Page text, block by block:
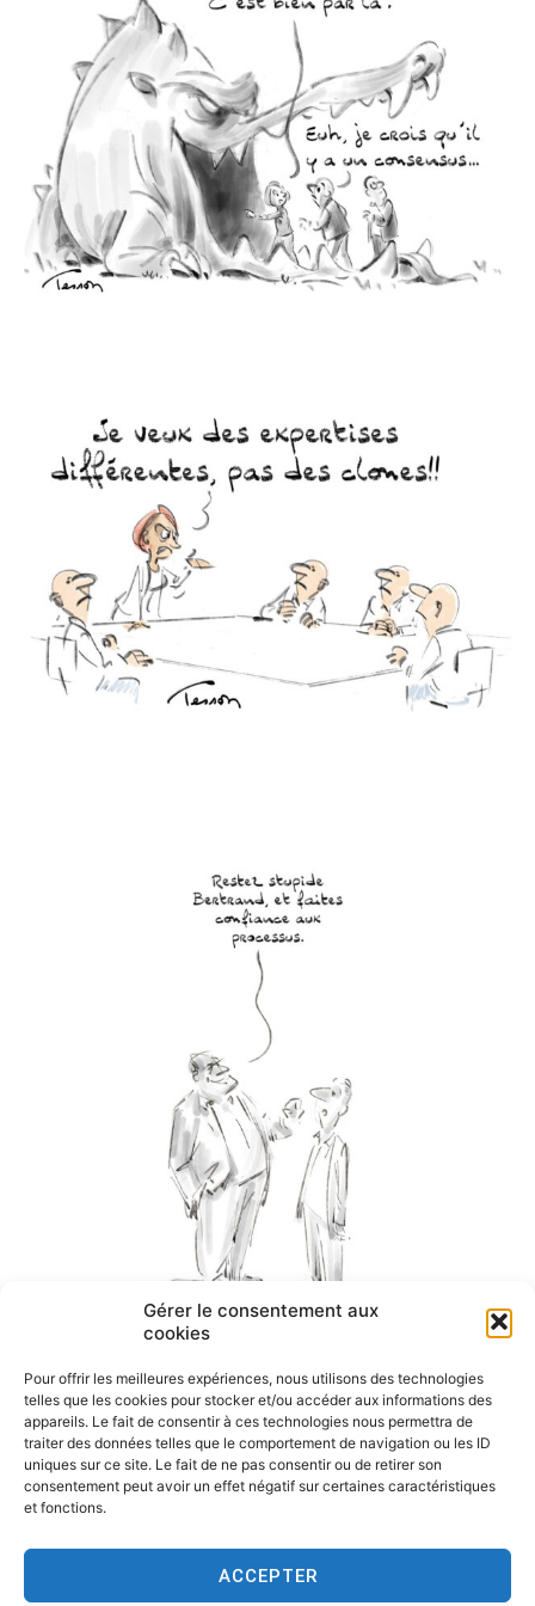
Gérer le consentement aux
cookies
Pour offrir les meilleures expériences, nous utilisons des technologies
telles que les cookies pour stocker et/ou accéder aux informations des
appareils. Le fait de consentir à ces technologies nous permettra de
traiter des données telles que le comportement de navigation ou les ID
uniques sur ce site. Le fait de ne pas consentir ou de retirer son
consentement peut avoir un effet négatif sur certaines caractéristiques
et fonctions.
ACCEPTER